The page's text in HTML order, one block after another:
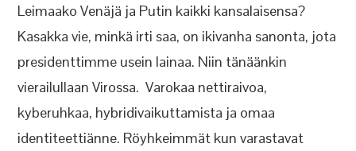
Leimaako Venäjä ja Putin kaikki kansalaisensa?
Kasakka vie, minkä irti saa, on ikivanha sanonta, jota
presidenttimme usein lainaa. Niin tänäänkin
vierailullaan Virossa. Varokaa nettiraivoa,
kyberuhkaa, hybridivaikuttamista ja omaa
identiteettiänne. Röyhkeimmät kun varastavat